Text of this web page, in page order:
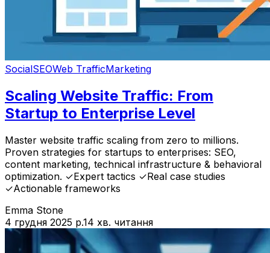
SocialSEOWeb TrafficMarketing
Scaling Website Traffic: From
Startup to Enterprise Level
Master website traffic scaling from zero to millions.
Proven strategies for startups to enterprises: SEO,
content marketing, technical infrastructure & behavioral
optimization. ✓Expert tactics ✓Real case studies
✓Actionable frameworks
Emma Stone
4 грудня 2025 р.14 хв. читання